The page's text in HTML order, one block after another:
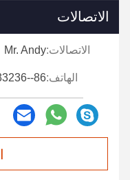
الاتصالات
الاتصالات:Mr. Andy
الهاتف:86--13853233236